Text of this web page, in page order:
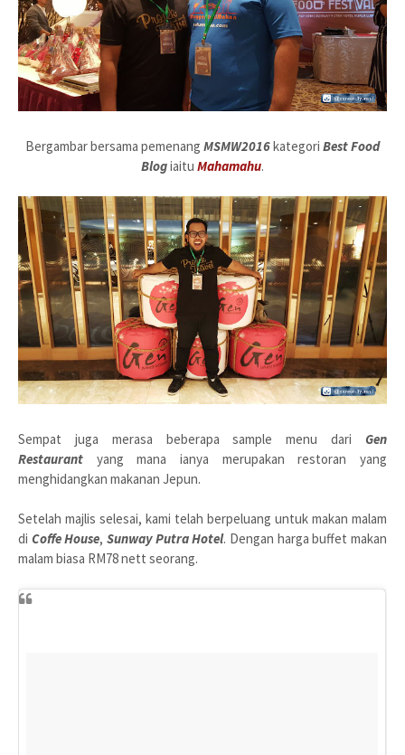
Bergambar bersama pemenang MSMW2016kategori BestFood
Blogiaitu Mahamahu.
Sempat juga merasa beberapa sample menu dari Gen
Restaurant yang mana ianya merupakan restoran yang
menghidangkan makanan Jepun.
Setelah majlis selesai, kami telah berpeluang untuk makan malam
di Coffe House,Sunway Putra Hotel. Dengan harga buffet makan
malam biasa RM78 nett seorang.